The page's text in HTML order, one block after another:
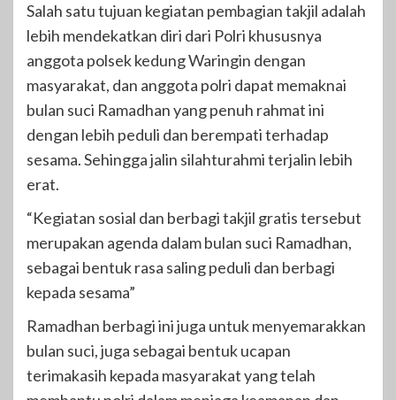
Salah satu tujuan kegiatan pembagian takjil adalah
lebih mendekatkan diri dari Polri khususnya
anggota polsek kedung Waringin dengan
masyarakat, dan anggota polri dapat memaknai
bulan suci Ramadhan yang penuh rahmat ini
dengan lebih peduli dan berempati terhadap
sesama. Sehingga jalin silahturahmi terjalin lebih
erat.
“Kegiatan sosial dan berbagi takjil gratis tersebut
merupakan agenda dalam bulan suci Ramadhan,
sebagai bentuk rasa saling peduli dan berbagi
kepada sesama”
Ramadhan berbagi ini juga untuk menyemarakkan
bulan suci, juga sebagai bentuk ucapan
terimakasih kepada masyarakat yang telah